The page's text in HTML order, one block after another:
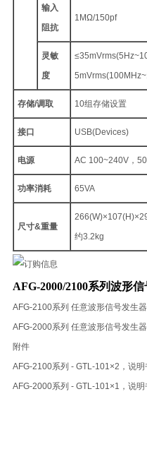
输入
阻抗
1MΩ/150pf
灵敏
度
存储/调取 10组存储设置
接口 USB(Devices)
电源 AC 100~240V，
功率消耗 65VA
尺寸&重量
约3.2kg
AFG-2000/2100系列波形
AFG-2100系列 任意波形信号发生器
AFG-2000系列 任意波形信号发生器
附件
AFG-2100系列 - GTL-101×2，说明
AFG-2000系列 - GTL-101×1，说明